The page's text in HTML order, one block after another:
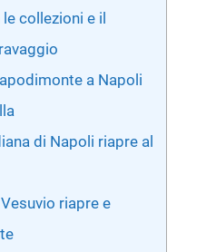
collezioni e il
a Napoli
di Napoli riapre al
riapre e